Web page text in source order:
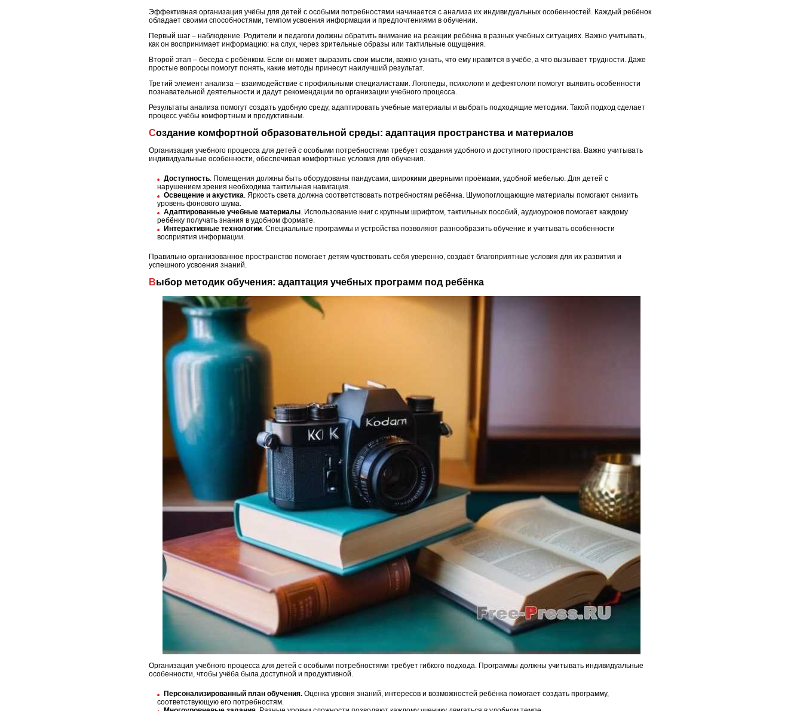
Эффективная организация учёбы для детей с особыми потребностями начинается с анализа их индивидуальных особенностей. Каждый ребёнок
обладает своими способностями, темпом усвоения информации и предпочтениями в обучении.
Первый шаг – наблюдение. Родители и педагоги должны обратить внимание на реакции ребёнка в разных учебных ситуациях. Важно учитывать,
как он воспринимает информацию: на слух, через зрительные образы или тактильные ощущения.
Второй этап – беседа с ребёнком. Если он может выразить свои мысли, важно узнать, что ему нравится в учёбе, а что вызывает трудности. Даже
простые вопросы помогут понять, какие методы принесут наилучший результат.
Третий элемент анализа – взаимодействие с профильными специалистами. Логопеды, психологи и дефектологи помогут выявить особенности
познавательной деятельности и дадут рекомендации по организации учебного процесса.
Результаты анализа помогут создать удобную среду, адаптировать учебные материалы и выбрать подходящие методики. Такой подход сделает
процесс учёбы комфортным и продуктивным.
Создание комфортной образовательной среды: адаптация пространства и материалов
Организация учебного процесса для детей с особыми потребностями требует создания удобного и доступного пространства. Важно учитывать
индивидуальные особенности, обеспечивая комфортные условия для обучения.
Доступность. Помещения должны быть оборудованы пандусами, широкими дверными проёмами, удобной мебелью. Для детей с
нарушением зрения необходима тактильная навигация.
Освещение и акустика. Яркость света должна соответствовать потребностям ребёнка. Шумопоглощающие материалы помогают снизить
уровень фонового шума.
Адаптированные учебные материалы. Использование книг с крупным шрифтом, тактильных пособий, аудиоуроков помогает каждому
ребёнку получать знания в удобном формате.
Интерактивные технологии. Специальные программы и устройства позволяют разнообразить обучение и учитывать особенности
восприятия информации.
Правильно организованное пространство помогает детям чувствовать себя уверенно, создаёт благоприятные условия для их развития и
успешного усвоения знаний.
Выбор методик обучения: адаптация учебных программ под ребёнка
Организация учебного процесса для детей с особыми потребностями требует гибкого подхода. Программы должны учитывать индивидуальные
особенности, чтобы учёба была доступной и продуктивной.
Персонализированный план обучения. Оценка уровня знаний, интересов и возможностей ребёнка помогает создать программу,
соответствующую его потребностям.